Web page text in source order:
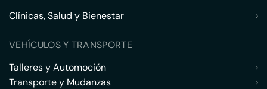
Clínicas, Salud y Bienestar
›
VEHÍCULOS Y TRANSPORTE
Talleres y Automoción
›
Transporte y Mudanzas
›